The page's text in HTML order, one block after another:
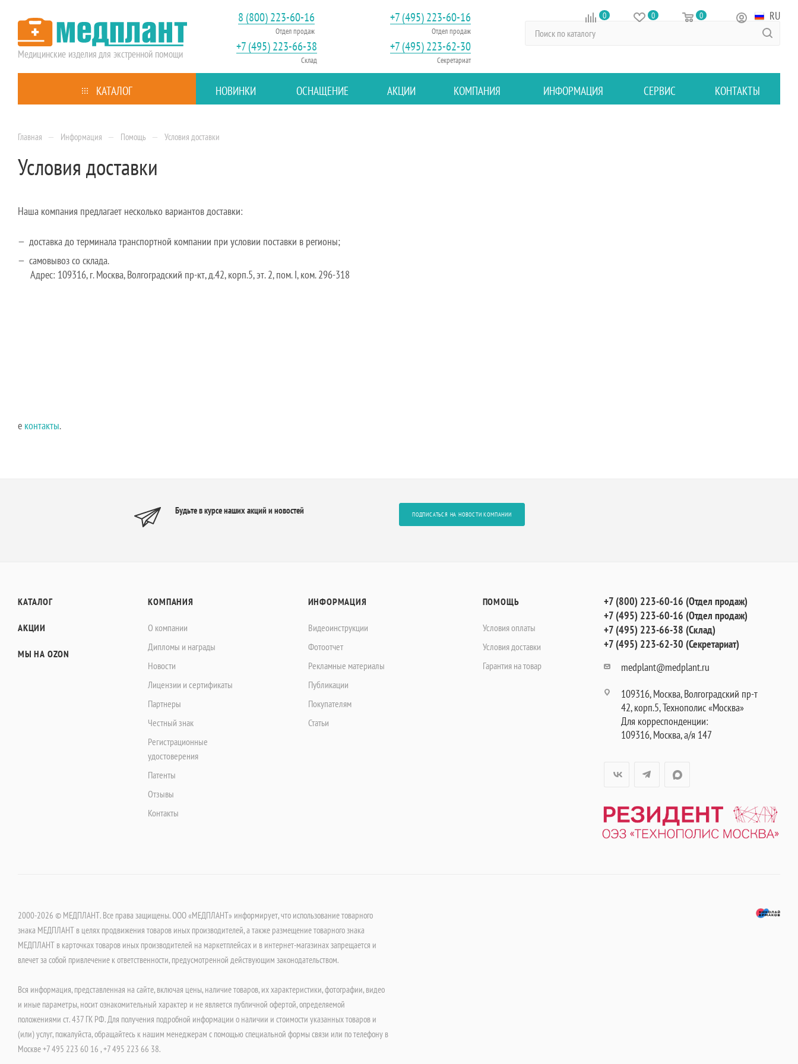
Медицинские изделиядля экстренной помощи
8 (800) 223-60-16
Отдел продаж
+7 (495) 223-60-16
Отдел продаж
+7 (495) 223-66-38
Склад
+7 (495) 223-62-30
Секретариат
0 0 0 RU
КАТАЛОГ НОВИНКИ ОСНАЩЕНИЕ АКЦИИ КОМПАНИЯ ИНФОРМАЦИЯ СЕРВИС КОНТАКТЫ
Главная — Информация — Помощь — Условия доставки
Условия доставки
Наша компания предлагает несколько вариантов доставки:
доставка до терминала транспортной компании при условии поставки в регионы;
самовывоз со склада.
Адрес: 109316, г. Москва, Волгоградский пр-кт, д.42, корп.5, эт. 2, пом. I, ком. 296-318
е контакты.
Будьте в курсе наших акций и новостей ПОДПИСАТЬСЯ НА НОВОСТИ КОМПАНИИ
КАТАЛОГ
АКЦИИ
МЫ НА OZON
КОМПАНИЯ
О компании
Дипломы и награды
Новости
Лицензии и сертификаты
Партнеры
Честный знак
Регистрационные
удостоверения
Патенты
Отзывы
Контакты
ИНФОРМАЦИЯ
Видеоинструкции
Фотоотчет
Рекламные материалы
Публикации
Покупателям
Статьи
ПОМОЩЬ
Условия оплаты
Условия доставки
Гарантия на товар
+7 (800) 223-60-16 (Отдел продаж)
+7 (495) 223-60-16 (Отдел продаж)
+7 (495) 223-66-38 (Склад)
+7 (495) 223-62-30 (Секретариат)
medplant@medplant.ru
109316, Москва, Волгоградский пр-т
42, корп.5, Технополис «Москва»
Для корреспонденции:
109316, Москва, а/я 147
2000-2026 © МЕДПЛАНТ. Все права защищены. ООО «МЕДПЛАНТ» информирует, что использование товарного
знака МЕДПЛАНТ в целях продвижения товаров иных производителей, а также размещение товарного знака
МЕДПЛАНТ в карточках товаров иных производителей на маркетплейсах и в интернет-магазинах запрещается и
влечет за собой привлечение к ответственности, предусмотренной действующим законодательством.
Вся информация, представленная на сайте, включая цены, наличие товаров, их характеристики, фотографии, видео
и иные параметры, носит ознакомительный характер и не является публичной офертой, определяемой
положениями ст. 437 ГК РФ. Для получения подробной информации о наличии и стоимости указанных товаров и
(или) услуг, пожалуйста, обращайтесь к нашим менеджерам с помощью специальной формы связи или по телефону в
Москве +7 495 223 60 16 , +7 495 223 66 38.